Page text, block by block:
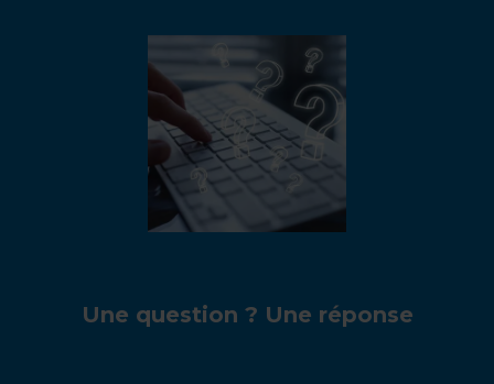
Une question ? Une réponse